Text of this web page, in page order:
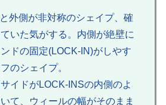
外側が非対称のシェイプ、確
いた気がする。内側が絶壁に
ドの固定(LOCK-IN)がしやす
のシェイプ。
イドがLOCK-INSの内側のよ
て、ウィールの幅がそのまま